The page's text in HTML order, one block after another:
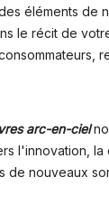
éléments de
le récit de
arc-en-ciel
l'innovation,
de nouveaux